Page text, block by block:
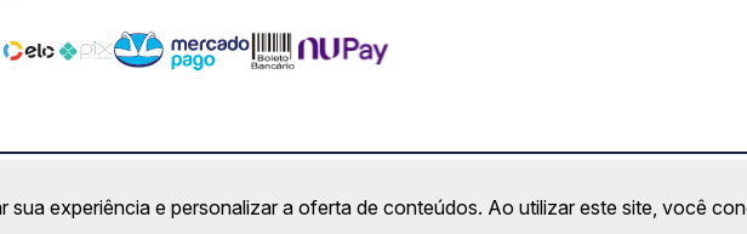
02 - Condomínio Centro Comercial Alphaville, Barueri - SP | CEP: 06453-038 |
sua experiência e personalizar a oferta de conteúdos. Ao utilizar este site, você